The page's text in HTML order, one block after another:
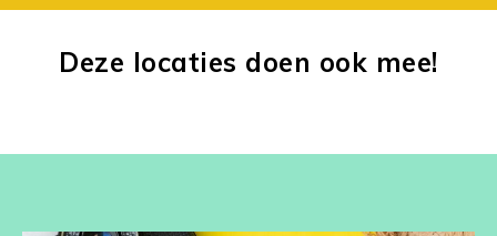
Deze locaties doen ook mee!